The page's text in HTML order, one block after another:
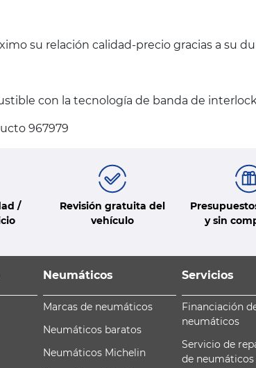
su relación calidad-precio gracias a su
con la tecnología de banda de
967979
/
Revisión gratuita del
vehículo
y sin
Neumáticos
Marcas de neumáticos
Neumáticos baratos
Neumáticos Michelin
Servicios
Financiación
neumáticos
Servicio de
de neumáticos